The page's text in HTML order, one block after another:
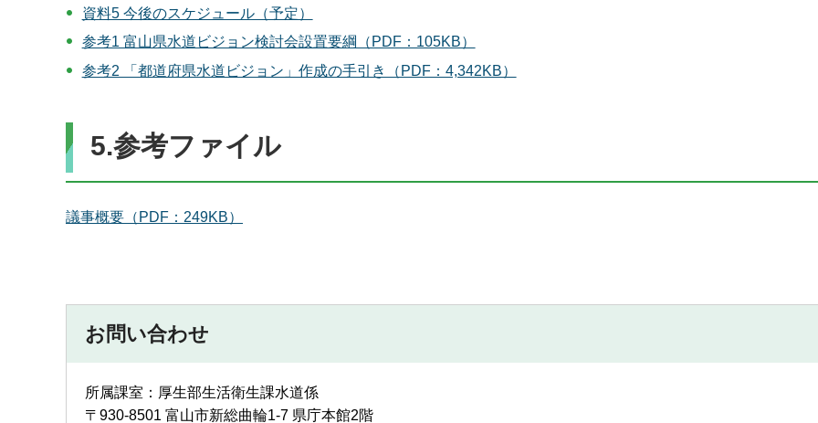
資料5 今後のスケジュール（予定）
参考1 富山県水道ビジョン検討会設置要綱（PDF：105KB）
参考2 「都道府県水道ビジョン」作成の手引き（PDF：4,342KB）
5.参考ファイル
議事概要（PDF：249KB）
お問い合わせ
所属課室：厚生部生活衛生課水道係
〒930-8501 富山市新総曲輪1-7 県庁本館2階